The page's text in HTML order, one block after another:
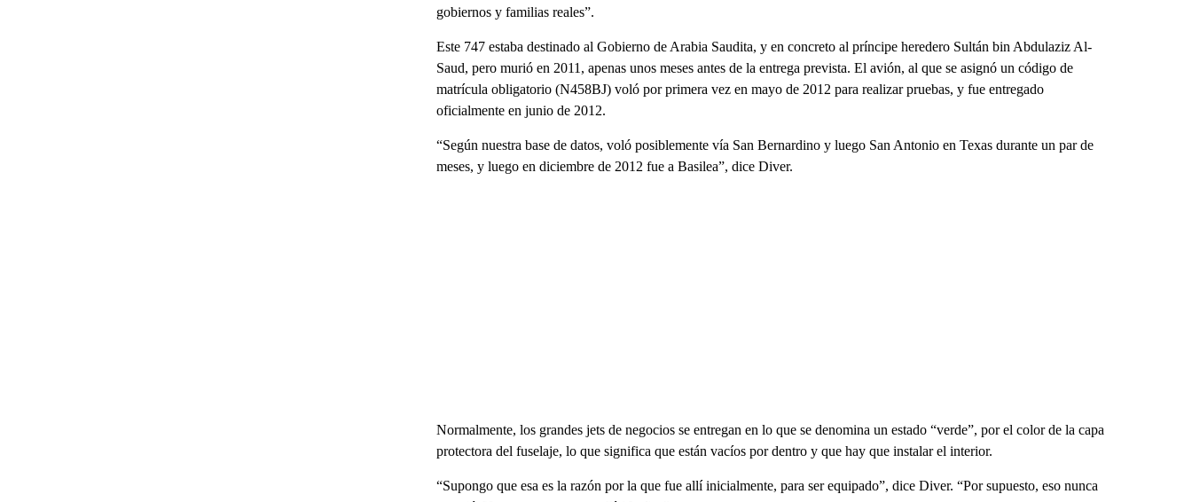
gobiernos y familias reales”.
Este 747 estaba destinado al Gobierno de Arabia Saudita, y en concreto al príncipe heredero Sultán bin Abdulaziz Al-
Saud, pero murió en 2011, apenas unos meses antes de la entrega prevista. El avión, al que se asignó un código de
matrícula obligatorio (N458BJ) voló por primera vez en mayo de 2012 para realizar pruebas, y fue entregado
oficialmente en junio de 2012.
“Según nuestra base de datos, voló posiblemente vía San Bernardino y luego San Antonio en Texas durante un par de
meses, y luego en diciembre de 2012 fue a Basilea”, dice Diver.
Normalmente, los grandes jets de negocios se entregan en lo que se denomina un estado “verde”, por el color de la capa
protectora del fuselaje, lo que significa que están vacíos por dentro y que hay que instalar el interior.
“Supongo que esa es la razón por la que fue allí inicialmente, para ser equipado”, dice Diver. “Por supuesto, eso nunca